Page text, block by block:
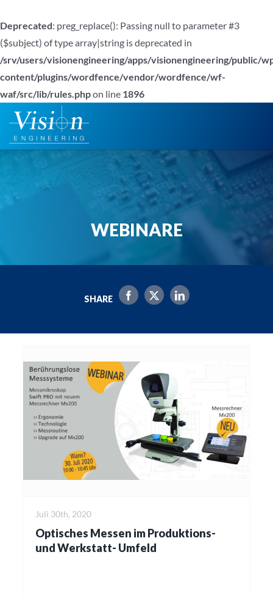
Deprecated: preg_replace(): Passing null to parameter #3
($subject) of type array|string is deprecated in
/srv/users/visionengineering/apps/visionengineering/public/
content/plugins/wordfence/vendor/wordfence/wf-
waf/src/lib/rules.phpon line 1896
Zum
Inhalt
springen
WEBINARE
SHARE
Optisches Messen im Produktions-
und Werkstatt- Umfeld
Juli 30th, 2020